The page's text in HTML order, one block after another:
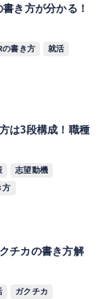
き方が分かる！
の書き方
就活
は3段構成！職種
志望動機
方
チカの書き方解
ガクチカ